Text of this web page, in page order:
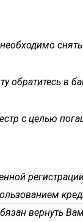
обратитесь в
с целью
вернуть